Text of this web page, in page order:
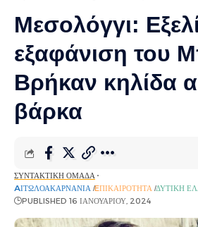
Μεσολόγγι:
εξαφάνιση του
Βρήκαν κηλίδα
βάρκα
ΣΥΝΤΑΚΤΙΚΉ ΟΜΆΔΑ
AΙΤΩΛΟΑΚΑΡΝΑΝΊΑ EΠΙΚΑΙΡΌΤΗΤΑ ΔΥΤΙΚΉ
PUBLISHED 16 ΙΑΝΟΥΑΡΊΟΥ, 2024